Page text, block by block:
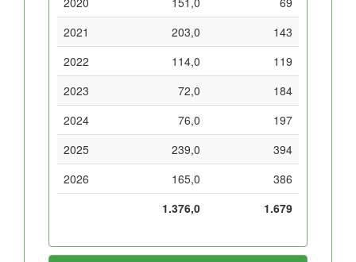
2021
203,0
143
2022
114,0
119
2023
72,0
184
2024
76,0
197
2025
239,0
394
2026
165,0
386
1.376,0
1.679